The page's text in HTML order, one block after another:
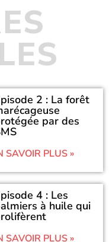
2 : La forêt
par des
SAVOIR PLUS »
4 : Les
à huile qui
SAVOIR PLUS »